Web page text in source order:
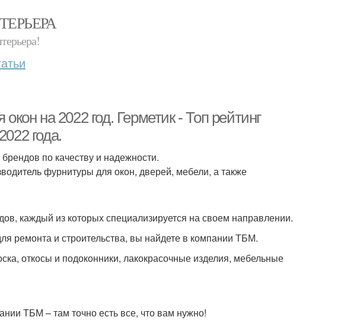
на 2022 год. Герметик - Топ рейтинг
года.
по качеству и надежности.
фурнитуры для окон, дверей, мебели, а также
каждый из которых специализируется на своем направлении.
ремонта и строительства, вы найдете в компании ТБМ.
откосы и подоконники, лакокрасочные изделия, мебельные
ТБМ – там точно есть все, что вам нужно!